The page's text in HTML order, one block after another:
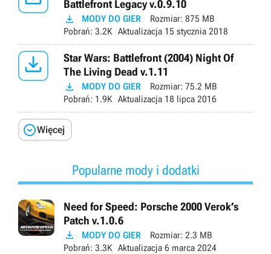
Battlefront Legacy v.0.9.10
 MODY DO GIER Rozmiar: 875 MB
Pobrań: 3.2K Aktualizacja 15 stycznia 2018

Star Wars: Battlefront (2004) Night Of
The Living Dead v.1.11
 MODY DO GIER Rozmiar: 75.2 MB
Pobrań: 1.9K Aktualizacja 18 lipca 2016
Więcej
Popularne mody i dodatki
Need for Speed: Porsche 2000 Verok’s
Patch v.1.0.6
 MODY DO GIER Rozmiar: 2.3 MB
Pobrań: 3.3K Aktualizacja 6 marca 2024